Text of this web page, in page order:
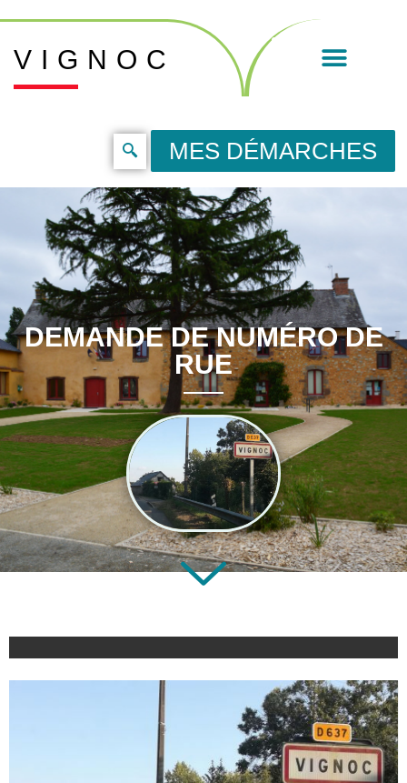
VIGNOC
MES DÉMARCHES
DEMANDE DE NUMÉRO DE
RUE